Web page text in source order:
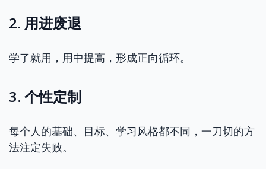
2. 用进废退
学了就用，用中提高，形成正向循环。
3. 个性定制
每个人的基础、目标、学习风格都不同，一刀切的方
法注定失败。